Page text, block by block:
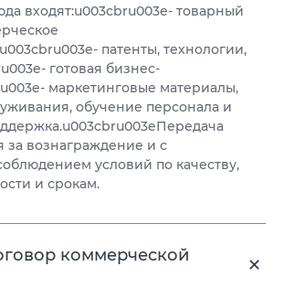
входят:u003cbru003e- товарный
патенты, технологии,
готовая бизнес-
маркетинговые материалы,
обучение персонала и
за вознаграждение и с
условий по качеству,
и срокам.
коммерческой